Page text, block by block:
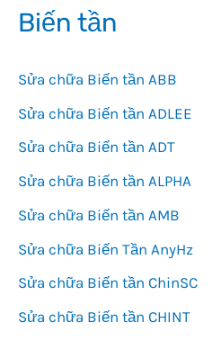
Biến tần
Sửa chữa Biến tần ABB
Sửa chữa Biến tần ADLEE
Sửa chữa Biến tần ADT
Sửa chữa Biến tần ALPHA
Sửa chữa Biến tần AMB
Sửa chữa Biến Tần AnyHz
Sửa chữa Biến tần ChinSC
Sửa chữa Biến tần CHINT